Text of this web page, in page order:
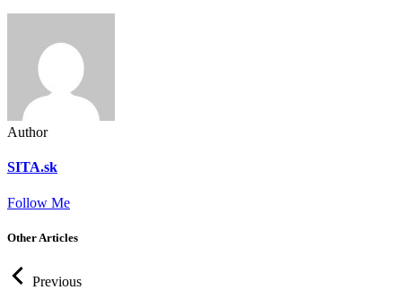
Author
SITA.sk
Follow Me
Other Articles
Previous